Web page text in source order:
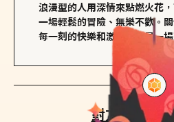
浪漫型的人用深情來點燃火花
一場輕鬆的冒險、無樂不歡。
每一刻的快樂和激動，像是一
對方的主調